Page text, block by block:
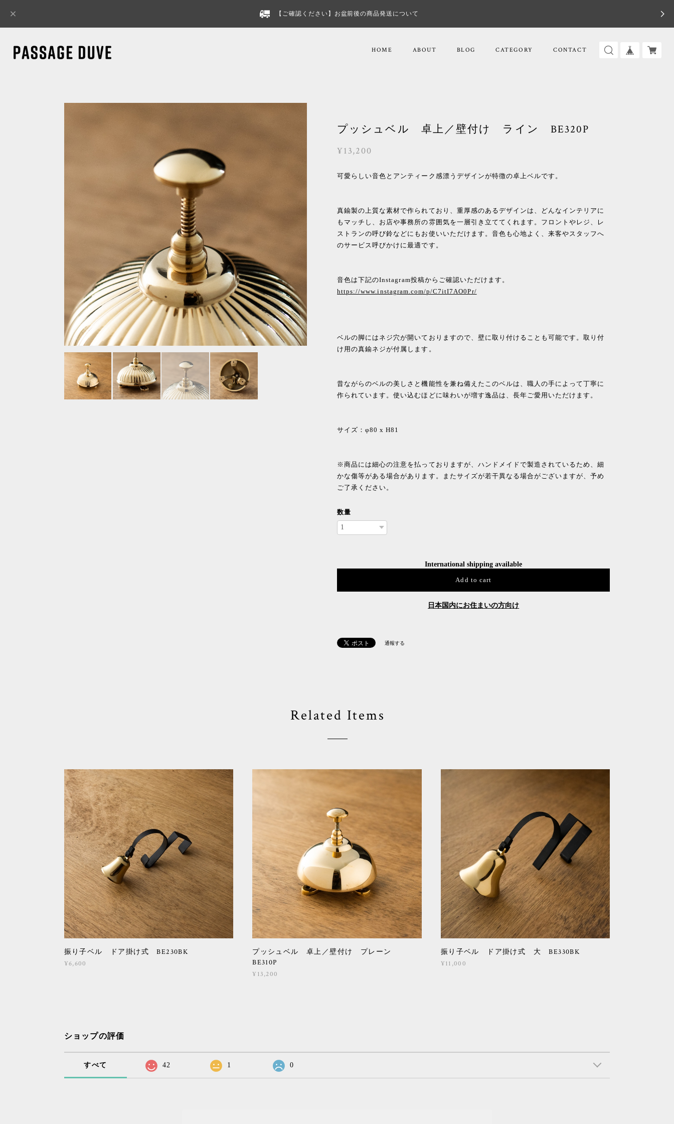
【ご確認ください】お盆前後の商品発送について
HOME ABOUT BLOG CATEGORY CONTACT
プッシュベル 卓上／壁付け ライン BE320P
¥13,200
可愛らしい音色とアンティーク感漂うデザインが特徴の卓上ベルです。
真鍮製の上質な素材で作られており、重厚感のあるデザインは、どんなインテリアに
もマッチし、お店や事務所の雰囲気を一層引き立ててくれます。フロントやレジ、レ
ストランの呼び鈴などにもお使いいただけます。音色も心地よく、来客やスタッフへ
のサービス呼びかけに最適です。
音色は下記のInstagram投稿からご確認いただけます。
https://www.instagram.com/p/C7itI7AO0Pr/
ベルの脚にはネジ穴が開いておりますので、壁に取り付けることも可能です。取り付
け用の真鍮ネジが付属します。
昔ながらのベルの美しさと機能性を兼ね備えたこのベルは、職人の手によって丁寧に
作られています。使い込むほどに味わいが増す逸品は、長年ご愛用いただけます。
サイズ：φ80 x H81
※商品には細心の注意を払っておりますが、ハンドメイドで製造されているため、細
かな傷等がある場合があります。またサイズが若干異なる場合がございますが、予め
ご了承ください。
数量
International shipping available
Add to cart
日本国内にお住まいの方向け
通報する
Related Items
振り子ベル ドア掛け式 BE230BK
¥6,600
プッシュベル 卓上／壁付け プレーン
BE310P
¥13,200
振り子ベル ドア掛け式 大 BE330BK
¥11,000
ショップの評価
すべて 42 1 0